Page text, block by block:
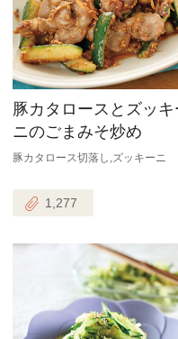
豚カタロースとズッキ
ニのごまみそ炒め
豚カタロース切落し,ズッキーニ
1,277